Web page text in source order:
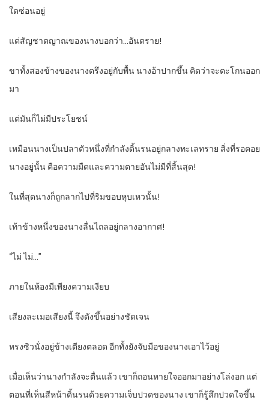
ใดซ่อนอยู่
แต่สัญชาตญาณของนางบอกว่า…อันตราย!
ขาทั้งสองข้างของนางตรึงอยู่กับพื้น นางอ้าปากขึ้น คิดว่าจะตะโกนออก
มา
แต่มันก็ไม่มีประโยชน์
เหมือนนางเป็นปลาตัวหนึ่งที่กำลังดิ้นรนอยู่กลางทะเลทราย สิ่งที่รอคอย
นางอยู่นั้น คือความมืดและความตายอันไม่มีที่สิ้นสุด!
ในที่สุดนางก็ถูกลากไปที่ริมขอบหุบเหวนั้น!
เท้าข้างหนึ่งของนางลื่นไถลอยู่กลางอากาศ!
“ไม่ ไม่…”
ภายในห้องมีเพียงความเงียบ
เสียงละเมอเสียงนี้ จึงดังขึ้นอย่างชัดเจน
หรงซิวนั่งอยู่ข้างเตียงตลอด อีกทั้งยังจับมือของนางเอาไว้อยู่
เมื่อเห็นว่านางกำลังจะตื่นแล้ว เขาก็ถอนหายใจออกมาอย่างโล่งอก แต่
ตอนที่เห็นสีหน้าดิ้นรนด้วยความเจ็บปวดของนาง เขาก็รู้สึกปวดใจขึ้น